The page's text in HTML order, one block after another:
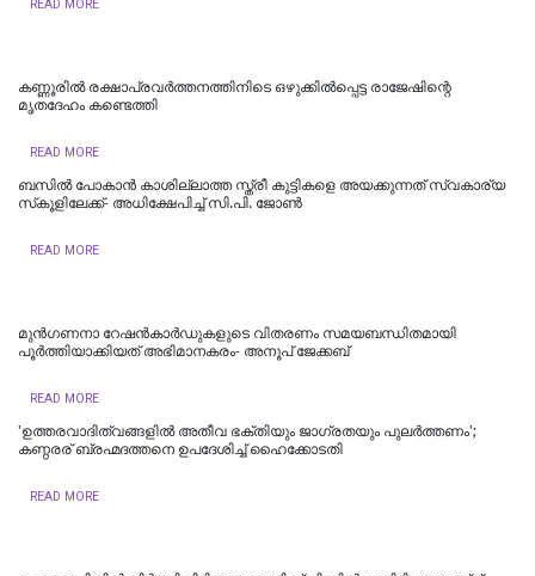
READ MORE
കണ്ണൂരിൽ രക്ഷാപ്രവർത്തനത്തിനിടെ ഒഴുക്കിൽപ്പെട്ട രാജേഷിന്റെ
മൃതദേഹം കണ്ടെത്തി
READ MORE
ബസിൽ പോകാൻ കാശില്ലാത്ത സ്ത്രീ കുട്ടികളെ അയക്കുന്നത് സ്വകാര്യ
സ്‌കൂളിലേക്ക്- അധിക്ഷേപിച്ച് സി.പി. ജോൺ
READ MORE
മുൻഗണനാ റേഷൻകാർഡുകളുടെ വിതരണം സമയബന്ധിതമായി
പൂർത്തിയാക്കിയത് അഭിമാനകരം- അനൂപ് ജേക്കബ്
READ MORE
'ഉത്തരവാദിത്വങ്ങളിൽ അതീവ ഭക്തിയും ജാഗ്രതയും പുലര്‍ത്തണം';
കണ്ഠരര് ബ്രഹ്മദത്തനെ ഉപദേശിച്ച് ഹൈക്കോടതി
READ MORE